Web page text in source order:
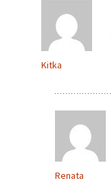
Kitka
Renata